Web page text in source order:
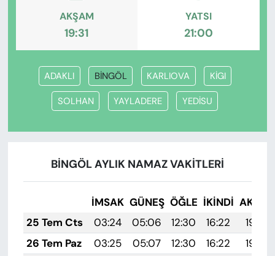
AKŞAM
19:31
YATSI
21:00
ADAKLI BİNGÖL KARLIOVA KİGI
SOLHAN YAYLADERE YEDİSU
BİNGÖL AYLIK NAMAZ VAKITLERI
İMSAK GÜNEŞ ÖĞLE İKINDI
25 Tem Cts
03:24 05:06 12:30 16:22
19:43
26 Tem Paz
03:25 05:07 12:30 16:22
19:43